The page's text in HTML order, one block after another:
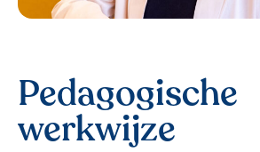
Pedagogische
werkwijze